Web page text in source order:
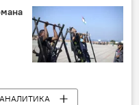
АНАЛИТИКА